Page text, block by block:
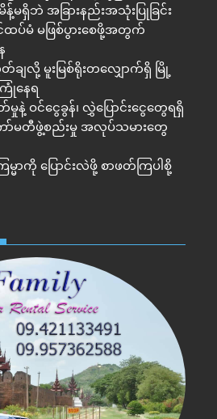
မရှိဘဲ အခြားနည်းအသုံးပြုခြင်း
င်ထပ်မံ မဖြစ်ပွားစေဖို့အတွက်
လို့ မူးမြစ်ရိုးတလျှောက်ရှိ မြို့
ြုံနေရ
နဲ့ ဝင်ငွေခွန်၊ လွှဲပြောင်းငွေတွေရရှိ
ော်မတီဖွဲ့စည်းမှု အလုပ်သမားတွေ
ကို ပြောင်းလဲဖို့ စာဖတ်ကြပါစို့